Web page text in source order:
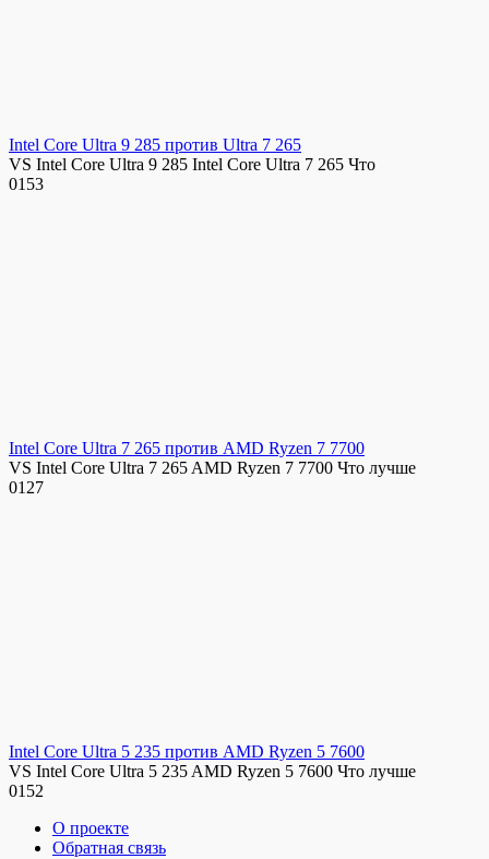
Intel Core Ultra 9 285 против Ultra 7 265
VS Intel Core Ultra 9 285 Intel Core Ultra 7 265 Что
0153
Intel Core Ultra 7 265 против AMD Ryzen 7 7700
VS Intel Core Ultra 7 265 AMD Ryzen 7 7700 Что лучше
0127
Intel Core Ultra 5 235 против AMD Ryzen 5 7600
VS Intel Core Ultra 5 235 AMD Ryzen 5 7600 Что лучше
0152
О проекте
Обратная связь